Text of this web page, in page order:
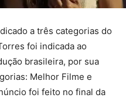
a três categorias do
foi indicada ao
brasileira, por sua
Melhor Filme e
foi feito no final da